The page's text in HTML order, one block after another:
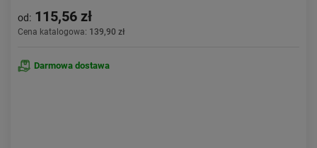
od: 115,56 zł
Cena katalogowa: 139,90 zł
Darmowa dostawa